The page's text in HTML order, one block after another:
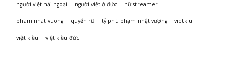
người việt hải ngoại người việt ở đức nữ streamer
pham nhat vuong quyến rũ tỷ phú phạm nhật vượng vietkiu
việt kiều việt kiều đức